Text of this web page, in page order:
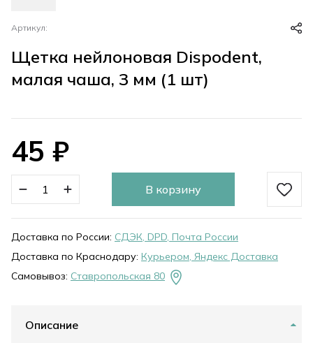
Артикул:
Щетка нейлоновая Dispodent,
малая чаша, 3 мм (1 шт)
45 ₽
В корзину
Доставка по России: СДЭК, DPD, Почта России
Доставка по Краснодару: Курьером, Яндекс Доставка
Самовывоз: Ставропольская 80
Описание